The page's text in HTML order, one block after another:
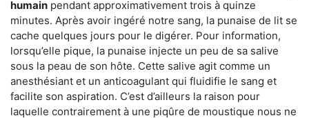
humain pendant approximativement trois à quinze
minutes. Après avoir ingéré notre sang, la punaise de lit se
cache quelques jours pour le digérer. Pour information,
lorsqu’elle pique, la punaise injecte un peu de sa salive
sous la peau de son hôte. Cette salive agit comme un
anesthésiant et un anticoagulant qui fluidifie le sang et
facilite son aspiration. C’est d’ailleurs la raison pour
laquelle contrairement à une piqûre de moustique nous ne